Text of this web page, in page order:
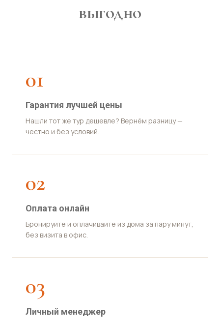
выгодно
01
Гарантия лучшей цены
Нашли тот же тур дешевле? Вернём разницу —
честно и без условий.
02
Оплата онлайн
Бронируйте и оплачивайте из дома за пару минут,
без визита в офис.
03
Личный менеджер